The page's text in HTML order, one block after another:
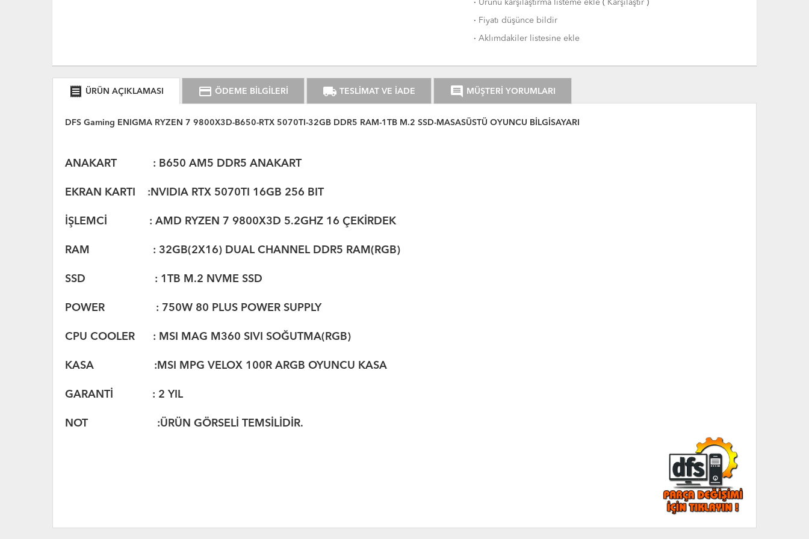
· Ürünü karşılaştırma listeme ekle( Karşılaştır)
· Fiyatı düşünce bildir
· Aklımdakiler listesine ekle
receipt ÜRÜN AÇIKLAMASI credit_card ÖDEME BİLGİLERİ local_shipping TESLİMAT VE İADE comment MÜŞTERİ YORUMLARI
DFS Gaming ENIGMA RYZEN 7 9800X3D-B650-RTX 5070TI-32GB DDR5 RAM-1TB M.2 SSD-MASASÜSTÜ OYUNCU BİLGİSAYARI
ANAKART : B650 AM5 DDR5 ANAKART
EKRAN KARTI :NVIDIA RTX 5070TI 16GB 256 BIT
İŞLEMCİ : AMD RYZEN 7 9800X3D 5.2GHZ 16 ÇEKİRDEK
RAM : 32GB(2X16) DUAL CHANNEL DDR5 RAM(RGB)
SSD : 1TB M.2 NVME SSD
POWER : 750W 80 PLUS POWER SUPPLY
CPU COOLER : MSI MAG M360 SIVI SOĞUTMA(RGB)
KASA :MSI MPG VELOX 100R ARGB OYUNCU KASA
GARANTİ : 2 YIL
NOT :ÜRÜN GÖRSELİ TEMSİLİDİR.